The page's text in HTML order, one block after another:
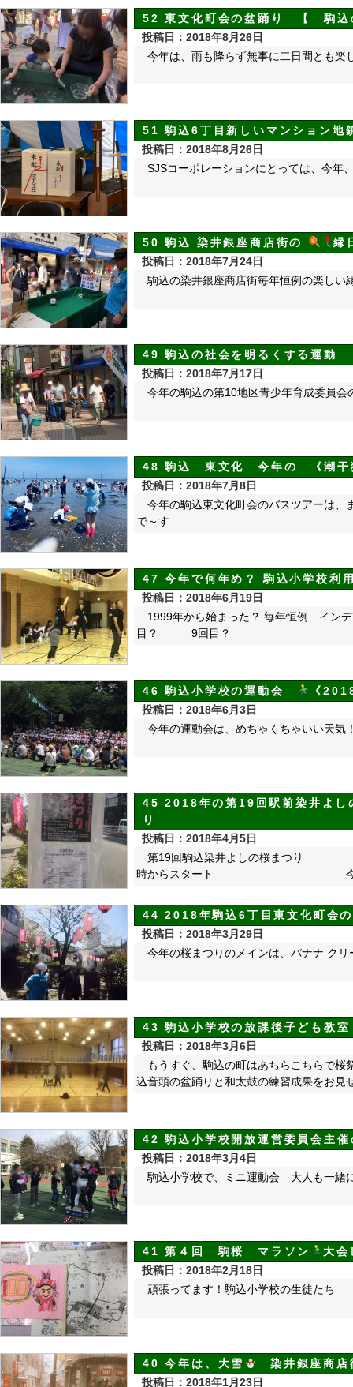
52 東文化町会の盆踊り 【 駒込
投稿日：2018年8月26日
今年は、雨も降らず無事に二日間とも楽
51 駒込6丁目新しいマンション地
投稿日：2018年8月26日
SJSコーポレーションにとっては、今年
50 駒込 染井銀座商店街の
縁
投稿日：2018年7月24日
駒込の染井銀座商店街毎年恒例の楽し
49 駒込の社会を明るくする運
投稿日：2018年7月17日
今年の駒込の第10地区青少年育成委員会
48 駒込 東文化 今年の 《潮干
投稿日：2018年7月8日
今年の駒込東文化町会のバスツアーは、
で～す
47 今年で何年め？ 駒込小学校利
投稿日：2018年6月19日
1999年から始まった？ 毎年恒
目？ 9回目？
46 駒込小学校の運動会
《
投稿日：2018年6月3日
今年の運動会は、めちゃくちゃいい天気
45 2018年の第19回駅前染井よ
り
投稿日：2018年4月5日
第19回駒込染井よしの
時からスタート 今年は、い
44 2018年駒込6丁目東文化町会
投稿日：2018年3月29日
今年の桜まつりのメインは、バナナ クリ
43 駒込小学校の放課後子ども教
投稿日：2018年3月6日
もうすぐ、駒込の町はあちらこちらで
込音頭の盆踊りと和太鼓の練習成果をお見
42 駒込小学校開放運営委員会主
投稿日：2018年3月4日
駒込小学校で、ミニ運動会 大人も一緒
41 第４回 駒桜 マラソン
大会
投稿日：2018年2月18日
頑張ってます！駒込小学校の生徒たち
40 今年は、大雪
染井銀座商店
投稿日：2018年1月23日